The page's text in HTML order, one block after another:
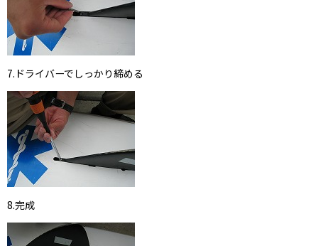
7.ドライバーでしっかり締める
8.完成